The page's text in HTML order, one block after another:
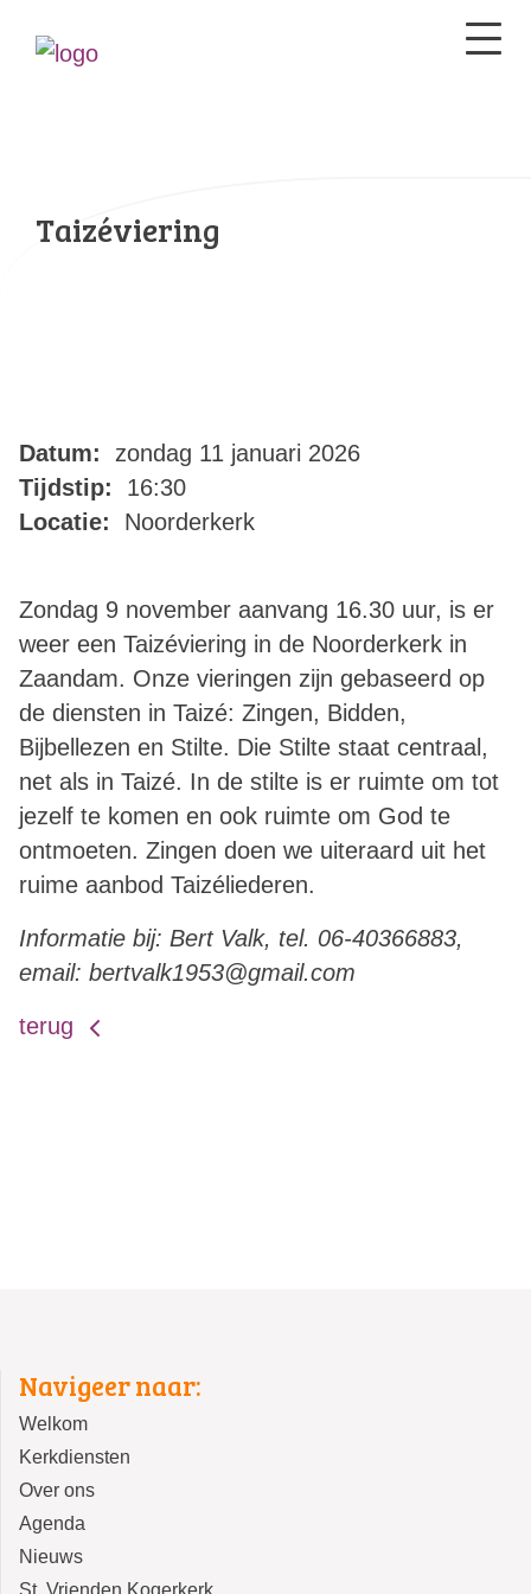
Taizéviering
Datum:
zondag 11 januari 2026
Tijdstip:
16:30
Locatie:
Noorderkerk
Zondag 9 november aanvang 16.30 uur, is er
weer een Taizéviering in de Noorderkerk in
Zaandam. Onze vieringen zijn gebaseerd op
de diensten in Taizé: Zingen, Bidden,
Bijbellezen en Stilte. Die Stilte staat centraal,
net als in Taizé. In de stilte is er ruimte om tot
jezelf te komen en ook ruimte om God te
ontmoeten. Zingen doen we uiteraard uit het
ruime aanbod Taizéliederen.
Informatie bij: Bert Valk, tel. 06-40366883,
email: bertvalk1953@gmail.com
terug
Navigeer naar:
Welkom
Kerkdiensten
Over ons
Agenda
Nieuws
St. Vrienden Kogerkerk